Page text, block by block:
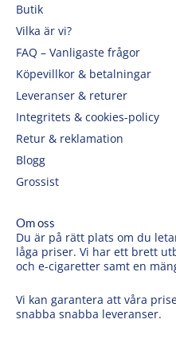
Butik
Vilka är vi?
FAQ – Vanligaste frågor
Köpevillkor & betalningar
Leveranser & returer
Integritets & cookies-policy
Retur & reklamation
Blogg
Grossist
Om oss
Du är på rätt plats om du
låga priser. Vi har ett brett
och e-cigaretter samt en
Vi kan garantera att våra
snabba snabba leveranser.